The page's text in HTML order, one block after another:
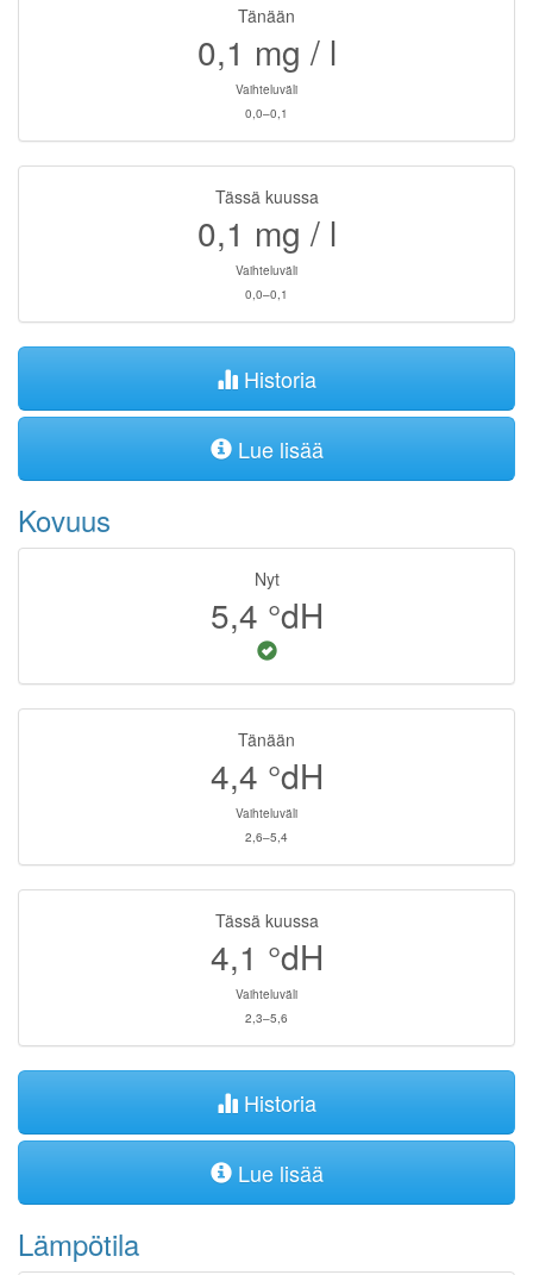
Tänään
0,1 mg / l
Vaihteluväli
0,0–0,1
Tässä kuussa
0,1 mg / l
Vaihteluväli
0,0–0,1
Historia
Lue lisää
Kovuus
Nyt
5,4 °dH
Tänään
4,4 °dH
Vaihteluväli
2,6–5,4
Tässä kuussa
4,1 °dH
Vaihteluväli
2,3–5,6
Historia
Lue lisää
Lämpötila